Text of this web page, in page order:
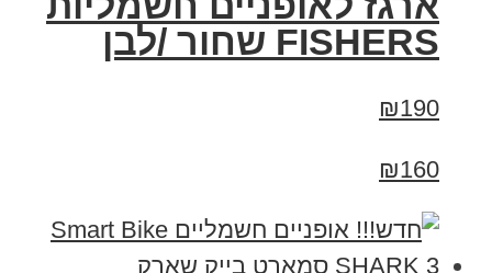
FISHERS שחור /לבן
₪190
₪160